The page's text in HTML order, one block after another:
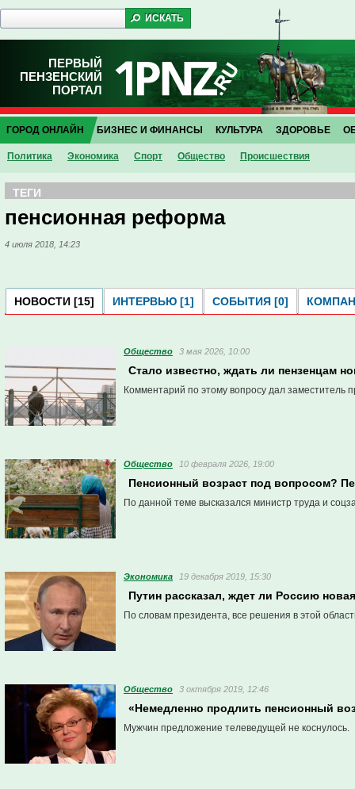
ПЕРВЫЙ
ПЕНЗЕНСКИЙ
ПОРТАЛ
ГОРОД ОНЛАЙН
Политика Экономика Спорт Общество Проиcшествия
БИЗНЕС И ФИНАНСЫ КУЛЬТУРА ЗДОРОВЬЕ
ТЕГИ
пенсионная реформа
4 июля 2018, 14:23
НОВОСТИ [15] ИНТЕРВЬЮ [1] СОБЫТИЯ [0]
Общество 3 мая 2026, 10:00
Стало известно, ждать ли пензенцам
Комментарий по этому вопросу дал заместитель
Общество 10 февраля 2026, 19:00
Пенсионный возраст под вопросом?
По данной теме высказался министр труда и
Экономика 19 декабря 2019, 15:30
Путин рассказал, ждет ли Россию
По словам президента, все решения в этой
Общество 3 октября 2019, 12:46
«Немедленно продлить пенсионный
Мужчин предложение телеведущей не коснулось.